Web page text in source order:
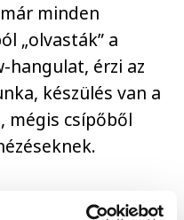
minden
„olvasták” a
hangulat, érzi az
készülés van a
mégis csípőből
számomra –